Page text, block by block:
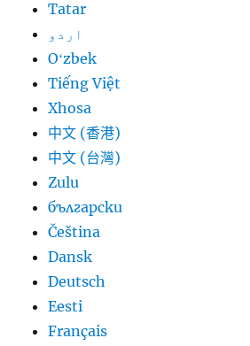
Tatar
اردو
Oʻzbek
Tiếng Việt
Xhosa
中文 (香港)
中文 (台灣)
Zulu
български
Čeština
Dansk
Deutsch
Eesti
Français